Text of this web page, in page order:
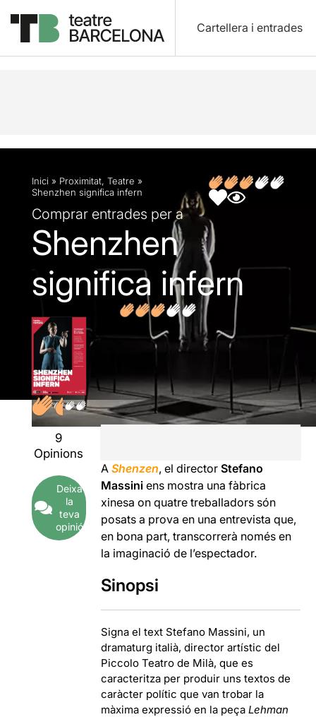
Cartellera i entrades
Descripció Fitxa artística Fotos i vídeos
Inici » Proximitat, Teatre »
Shenzhen significa infern
Comprar entrades per a
Shenzhen
significa infern
9
Opinions
Deixa
la
teva
opinió
AShenzen, el director Stefano
Massini ens mostra una fàbrica
xinesa on quatre treballadors són
posats a prova en una entrevista que,
en bona part, transcorrerà només en
la imaginació de l’espectador.
Sinopsi
Signa el text Stefano Massini, un
dramaturg italià, director artístic del
Piccolo Teatro de Milà, que es
caracteritza per produir uns textos de
caràcter polític que van trobar la
màxima expressió en la peçaLehman